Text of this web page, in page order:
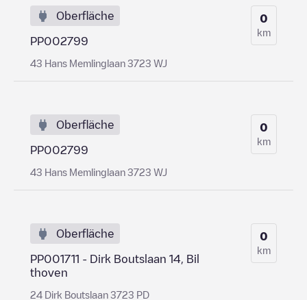
Oberfläche
PP002799
43 Hans Memlinglaan 3723 WJ
0
km
Oberfläche
PP002799
43 Hans Memlinglaan 3723 WJ
0
km
Oberfläche
PP001711 - Dirk Boutslaan 14, Bil
thoven
24 Dirk Boutslaan 3723 PD
0
km